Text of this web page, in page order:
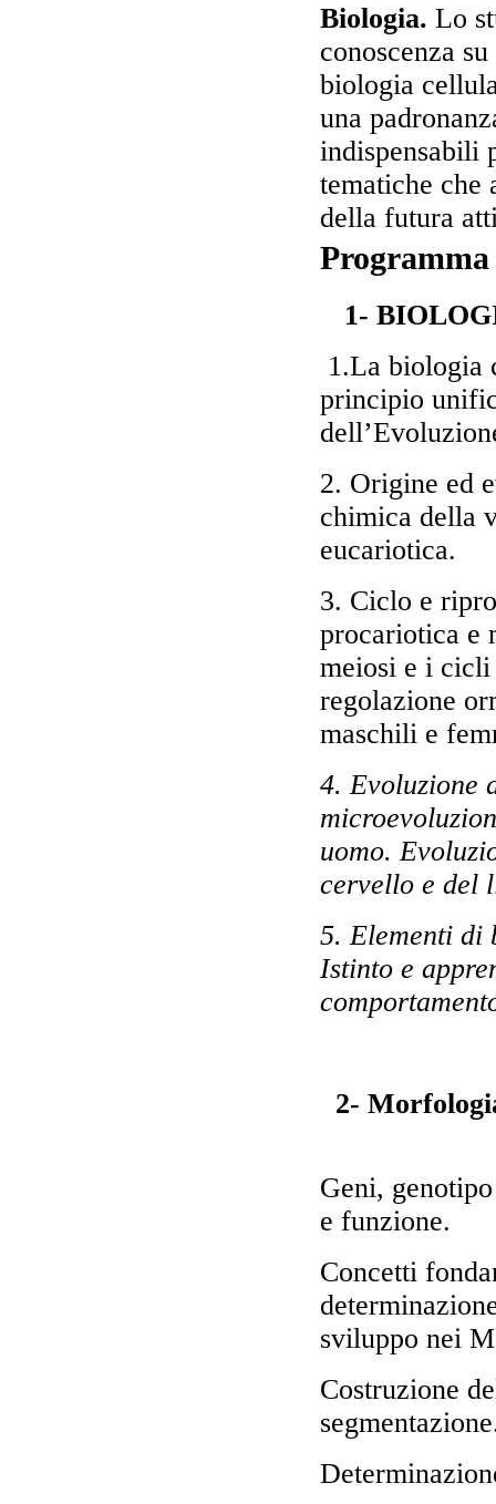
Biologia. Lo
conoscenza
biologia
una
indispensabili
tematiche che
della futura
Programma
1-
1.La biologia
principio
2. Origine ed
chimica della
eucariotica.
3. Ciclo e
procariotica e
meiosi e i cicli
regolazione
maschili e
4. Evoluzione
uomo.
cervello e del
5. Elementi di
Istinto e
2-
Geni,
e funzione.
Concetti
sviluppo nei
Costruzione